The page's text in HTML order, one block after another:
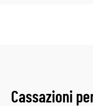
Cassazioni